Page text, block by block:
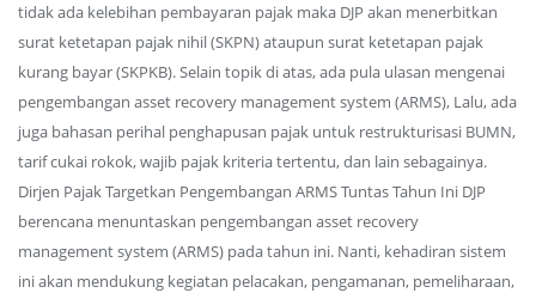
tidak ada kelebihan pembayaran pajak maka DJP akan menerbitkan
surat ketetapan pajak nihil (SKPN) ataupun surat ketetapan pajak
kurang bayar (SKPKB). Selain topik di atas, ada pula ulasan mengenai
pengembangan asset recovery management system (ARMS), Lalu, ada
juga bahasan perihal penghapusan pajak untuk restrukturisasi BUMN,
tarif cukai rokok, wajib pajak kriteria tertentu, dan lain sebagainya.
Dirjen Pajak Targetkan Pengembangan ARMS Tuntas Tahun Ini DJP
berencana menuntaskan pengembangan asset recovery
management system (ARMS) pada tahun ini. Nanti, kehadiran sistem
ini akan mendukung kegiatan pelacakan, pengamanan, pemeliharaan,